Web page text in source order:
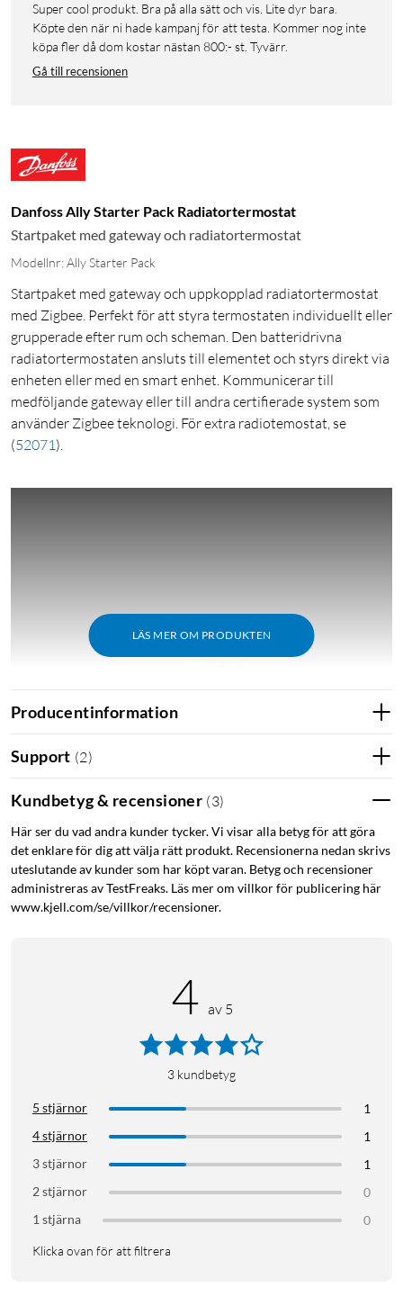
Super cool produkt. Bra på alla sätt och vis. Lite dyr bara.
Köpte den när ni hade kampanj för att testa. Kommer nog inte
köpa fler då dom kostar nästan 800:- st. Tyvärr.
Gå till recensionen
Danfoss Ally Starter Pack Radiatortermostat
Startpaket med gateway och radiatortermostat
Modellnr: Ally Starter Pack
Startpaket med gateway och uppkopplad radiatortermostat
med Zigbee. Perfekt för att styra termostaten individuellt eller
grupperade efter rum och scheman. Den batteridrivna
radiatortermostaten ansluts till elementet och styrs direkt via
enheten eller med en smart enhet. Kommunicerar till
medföljande gateway eller till andra certifierade system som
använder Zigbee teknologi. För extra radiotemostat, se
(52071).
LÄS MER OM PRODUKTEN
Funktioner
för enkel kontroll över hela ditt hem
Förvärmningsfunktionen för att säkerställa att du har
rätt temperatur när du vill ha den
Se aktuell temperatur direkt på enhetens LED-display
Effekt/Standby: <5 w><2 w>
Räckvidd: upp till 30 m
Arbetstemperatur: -10 °C till 55 °C
Reglering: PID
Ställdon: Elektromekaniskt
Producentinformation
Support (2)
Kundbetyg & recensioner (3)
Här ser du vad andra kunder tycker. Vi visar alla betyg för att göra
det enklare för dig att välja rätt produkt. Recensionerna nedan skrivs
uteslutande av kunder som har köpt varan. Betyg och recensioner
administreras av TestFreaks. Läs mer om villkor för publicering här
www.kjell.com/se/villkor/recensioner.
4 av 5
3 kundbetyg
5 stjärnor
1
4 stjärnor
1
3 stjärnor
1
2 stjärnor
0
1 stjärna
0
Klicka ovan för att filtrera